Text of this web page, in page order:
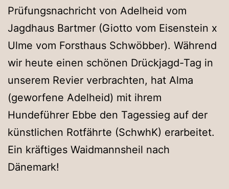
Prüfungsnachricht von Adelheid vom
Jagdhaus Bartmer (Giotto vom Eisenstein x
Ulme vom Forsthaus Schwöbber). Während
wir heute einen schönen Drückjagd-Tag in
unserem Revier verbrachten, hat Alma
(geworfene Adelheid) mit ihrem
Hundeführer Ebbe den Tagessieg auf der
künstlichen Rotfährte (SchwhK) erarbeitet.
Ein kräftiges Waidmannsheil nach
Dänemark!